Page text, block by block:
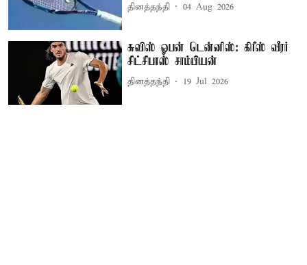
தினத்தந்தி 04 Aug 2026
சுவிஸ் ஓபன் டென்னிஸ்: கிரீஸ் வீரர்
சிட்சிபாஸ் சாம்பியன்
தினத்தந்தி 19 Jul 2026